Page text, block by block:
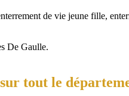
de vie jeune fille,
De Gaulle.
tout le